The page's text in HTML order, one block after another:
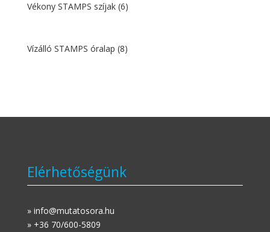
Vékony STAMPS szíjak (6)
Vízálló STAMPS óralap (8)
Elérhetőségünk
» info@mutatosora.hu
» +36 70/600-5809